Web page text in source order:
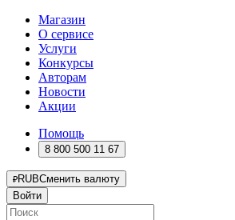
Магазин
О сервисе
Услуги
Конкурсы
Авторам
Новости
Акции
Помощь
8 800 500 11 67
RUBСменить валюту
Войти